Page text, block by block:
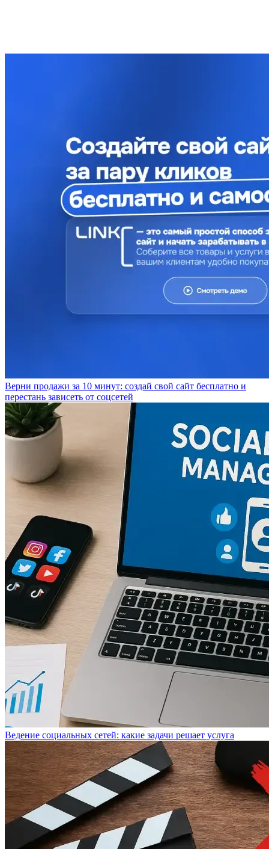
Верни продажи за 10 минут: создай свой сайт бесплатно и
перестань зависеть от соцсетей
Ведение социальных сетей: какие задачи решает услуга